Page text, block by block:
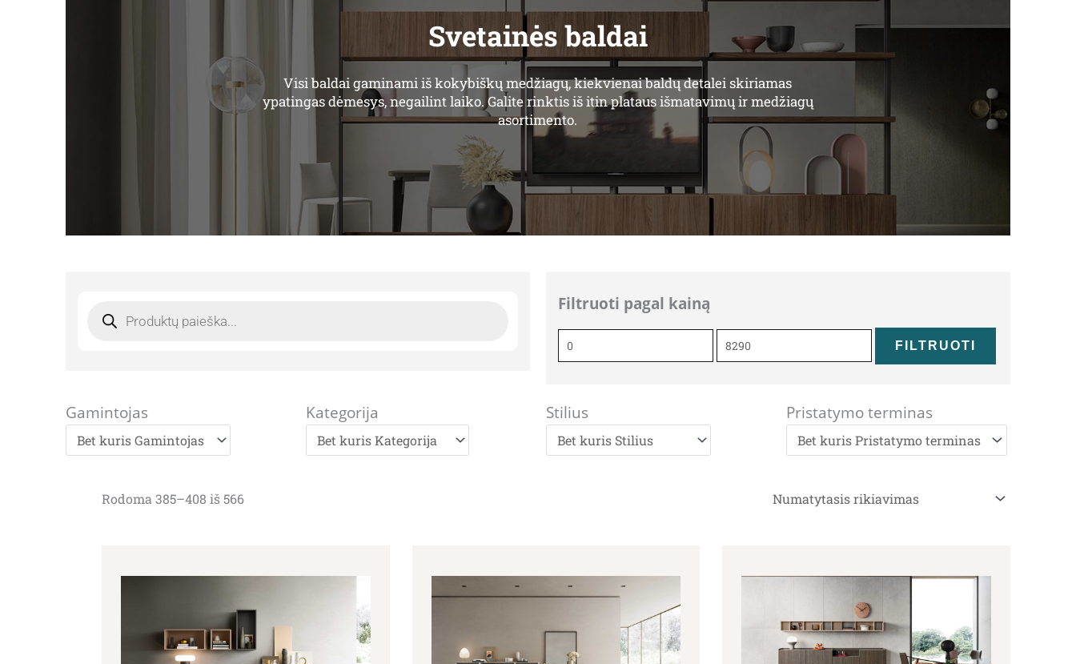
Svetainės baldai
Visi baldai gaminami iš kokybiškų medžiagų, kiekvienai baldų detalei skiriamas
ypatingas dėmesys, negailint laiko. Galite rinktis iš itin plataus išmatavimų ir medžiagų
asortimento.
Filtruoti pagal kainą
Min
kaina
kaina
FILTRUOTI
Gamintojas Kategorija Stilius Pristatymo terminas
Rodoma 385–408 iš 566